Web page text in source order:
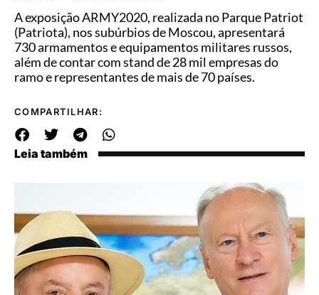
A exposição ARMY2020, realizada no Parque Patriot
(Patriota), nos subúrbios de Moscou, apresentará
730 armamentos e equipamentos militares russos,
além de contar com stand de 28 mil empresas do
ramo e representantes de mais de 70 países.
COMPARTILHAR:
Leia também